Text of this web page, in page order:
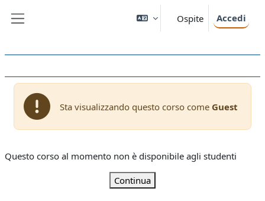
Ospite Accedi
Sta visualizzando questo corso come Guest
Questo corso al momento non è disponibile agli studenti
Continua